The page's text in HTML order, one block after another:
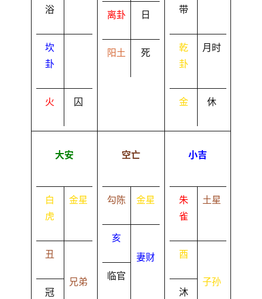
浴
坎
卦
火 囚
离卦 日
阳土 死
带
乾
卦
月时
金 休
大安
白
虎
金星
丑
冠
兄弟
空亡
勾陈 金星
亥
临官
妻财
小吉
朱
雀
土星
酉
沐
子孙